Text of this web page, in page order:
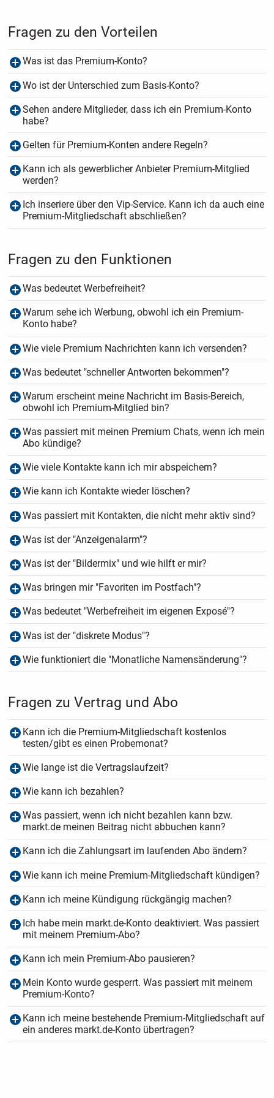
Fragen zu den Vorteilen
Was ist das Premium-Konto?
Wo ist der Unterschied zum Basis-Konto?
Sehen andere Mitglieder, dass ich ein Premium-Konto
habe?
Gelten für Premium-Konten andere Regeln?
Kann ich als gewerblicher Anbieter Premium-Mitglied
werden?
Ich inseriere über den Vip-Service. Kann ich da auch eine
Premium-Mitgliedschaft abschließen?
Fragen zu den Funktionen
Was bedeutet Werbefreiheit?
Warum sehe ich Werbung, obwohl ich ein Premium-
Konto habe?
Wie viele Premium Nachrichten kann ich versenden?
Was bedeutet "schneller Antworten bekommen"?
Warum erscheint meine Nachricht im Basis-Bereich,
obwohl ich Premium-Mitglied bin?
Was passiert mit meinen Premium Chats, wenn ich mein
Abo kündige?
Wie viele Kontakte kann ich mir abspeichern?
Wie kann ich Kontakte wieder löschen?
Was passiert mit Kontakten, die nicht mehr aktiv sind?
Was ist der "Anzeigenalarm"?
Was ist der "Bildermix" und wie hilft er mir?
Was bringen mir "Favoriten im Postfach"?
Was bedeutet "Werbefreiheit im eigenen Exposé"?
Was ist der "diskrete Modus"?
Wie funktioniert die "Monatliche Namensänderung"?
Fragen zu Vertrag und Abo
Kann ich die Premium-Mitgliedschaft kostenlos
testen/gibt es einen Probemonat?
Wie lange ist die Vertragslaufzeit?
Wie kann ich bezahlen?
Was passiert, wenn ich nicht bezahlen kann bzw.
markt.de meinen Beitrag nicht abbuchen kann?
Kann ich die Zahlungsart im laufenden Abo ändern?
Wie kann ich meine Premium-Mitgliedschaft kündigen?
Kann ich meine Kündigung rückgängig machen?
Ich habe mein markt.de-Konto deaktiviert. Was passiert
mit meinem Premium-Abo?
Kann ich mein Premium-Abo pausieren?
Mein Konto wurde gesperrt. Was passiert mit meinem
Premium-Konto?
Kann ich meine bestehende Premium-Mitgliedschaft auf
ein anderes markt.de-Konto übertragen?